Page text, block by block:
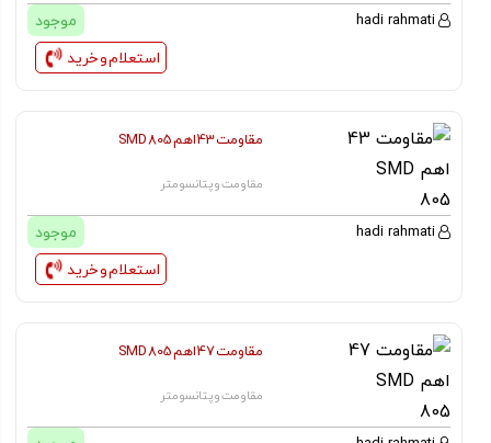
hadi rahmati موجود
استعلام و خرید
مقاومت 43 اهم SMD 805
مقاومت و پتانسومتر
hadi rahmati موجود
استعلام و خرید
مقاومت 47 اهم SMD 805
مقاومت و پتانسومتر